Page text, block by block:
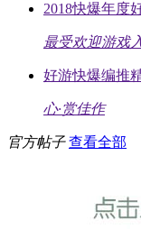
2018快爆年度
最受欢迎游戏
好游快爆编推
心·赏佳作
官方帖子 查看全部